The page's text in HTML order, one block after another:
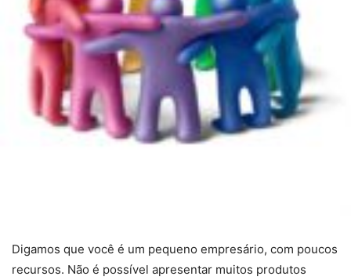
Digamos que você é um pequeno empresário, com poucos
recursos. Não é possível apresentar muitos produtos